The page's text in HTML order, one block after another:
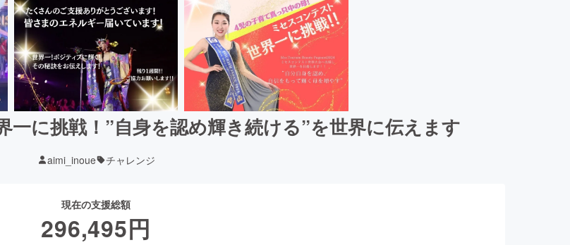
一に挑戦！”自身を認め輝き続ける”を世界に伝えます
aimi_inoue チャレンジ
現在の支援総額
296,495円